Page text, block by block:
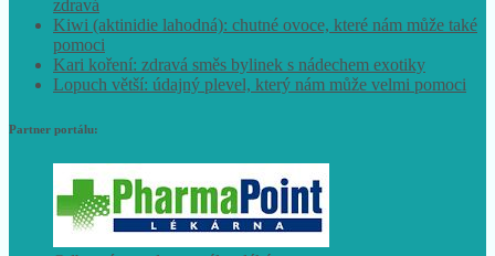
zdravá
Kiwi (aktinidie lahodná): chutné ovoce, které nám může také
pomoci
Kari koření: zdravá směs bylinek s nádechem exotiky
Lopuch větší: údajný plevel, který nám může velmi pomoci
Partner portálu: